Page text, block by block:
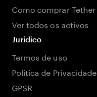
Como comprar Tether
Ver todos os activos
Jurídico
Termos de uso
Política de Privacidade
GPSR